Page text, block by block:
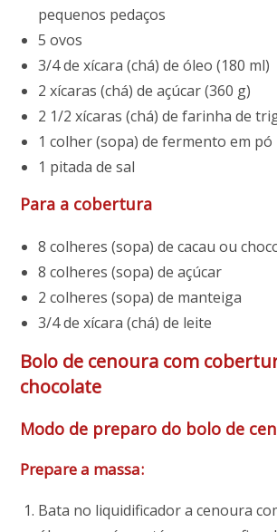
pequenos pedaços
5 ovos
3/4 de xícara (chá) de óleo (180 ml)
2 xícaras (chá) de açúcar (360 g)
2 1/2 xícaras (chá) de farinha de
1 colher (sopa) de fermento em pó
1 pitada de sal
Para a cobertura
8 colheres (sopa) de cacau ou
8 colheres (sopa) de açúcar
2 colheres (sopa) de manteiga
3/4 de xícara (chá) de leite
Bolo de cenoura com
chocolate
Modo de preparo do bolo de
Prepare a massa:
Bata no liquidificador a cenoura